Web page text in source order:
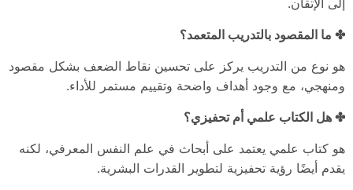
✤ ما المقصود بالتدريب المتعمد؟
هو نوع من التدريب يركز على تحسين نقاط الضعف بشكل مقصود
ومنهجي، مع وجود أهداف واضحة وتقييم مستمر للأداء.
✤ هل الكتاب علمي أم تحفيزي؟
هو كتاب علمي يعتمد على أبحاث في علم النفس المعرفي، لكنه
يقدم أيضًا رؤية تحفيزية لتطوير القدرات البشرية.